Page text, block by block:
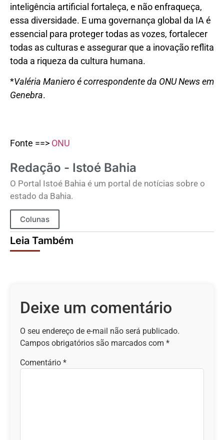
inteligência artificial fortaleça, e não enfraqueça,
essa diversidade. E uma governança global da IA é
essencial para proteger todas as vozes, fortalecer
todas as culturas e assegurar que a inovação reflita
toda a riqueza da cultura humana.
*Valéria Maniero é correspondente da ONU News em
Genebra.
Fonte ==> ONU
Redação - Istoé Bahia
O Portal Istoé Bahia é um portal de notícias sobre o
estado da Bahia.
Colunas
Leia Também
Deixe um comentário
O seu endereço de e-mail não será publicado.
Campos obrigatórios são marcados com *
Comentário *